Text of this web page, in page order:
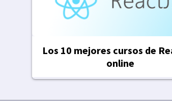
Los 10 mejores cursos de
online